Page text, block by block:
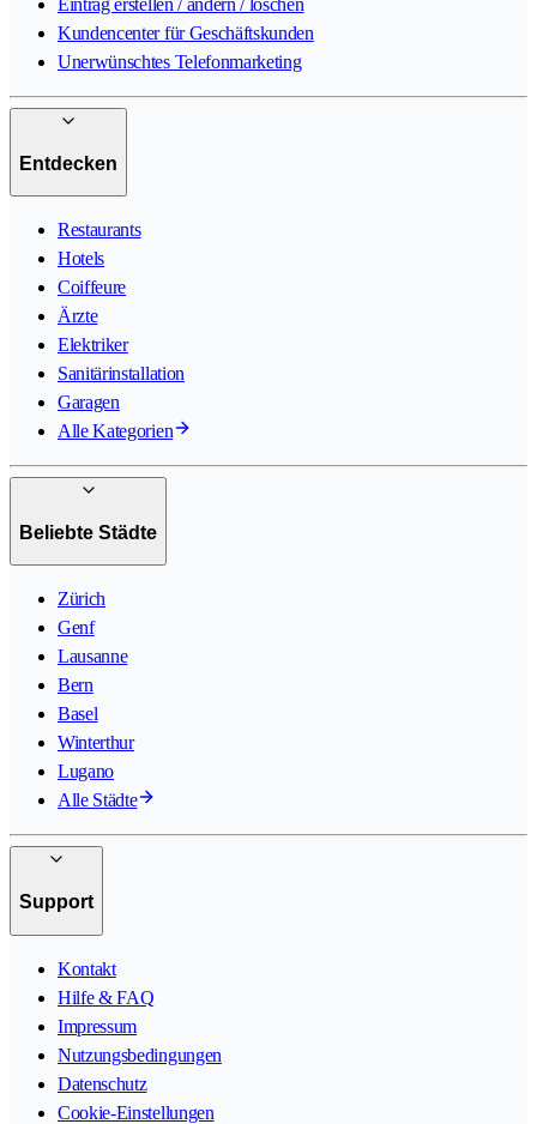
Eintrag erstellen / ändern / löschen
Kundencenter für Geschäftskunden
Unerwünschtes Telefonmarketing
Entdecken
Restaurants
Hotels
Coiffeure
Ärzte
Elektriker
Sanitärinstallation
Garagen
Alle Kategorien
Beliebte Städte
Zürich
Genf
Lausanne
Bern
Basel
Winterthur
Lugano
Alle Städte
Support
Kontakt
Hilfe & FAQ
Impressum
Nutzungsbedingungen
Datenschutz
Cookie-Einstellungen